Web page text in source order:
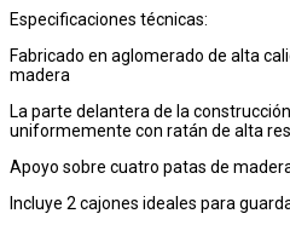
Especificaciones técnicas:
Fabricado en aglomerado de alta
madera
La parte delantera de la
uniformemente con ratán de alta
Apoyo sobre cuatro patas de
Incluye 2 cajones ideales para